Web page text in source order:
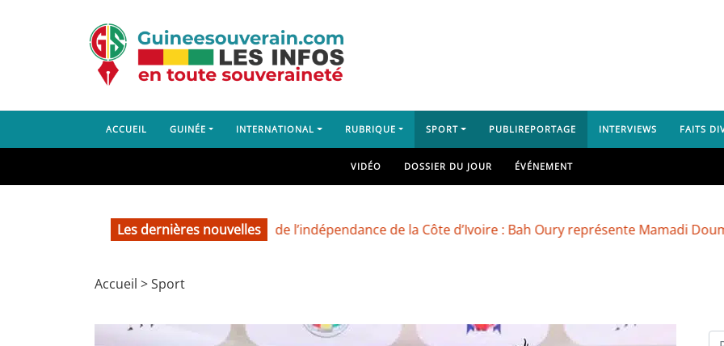
ACCUEIL GUINÉE INTERNATIONAL RUBRIQUE SPORT PUBLIREPORTAGE INTERVIEWS FAITS
VIDÉO DOSSIER DU JOUR ÉVÉNEMENT
Les dernières nouvelles
66e anniversaire de l’indépendance de la Côte d’Ivoire : Bah Oury représente Mamadi Doumbouya
Accueil >Sport